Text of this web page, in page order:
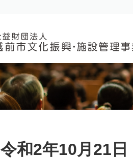
令和2年10月21